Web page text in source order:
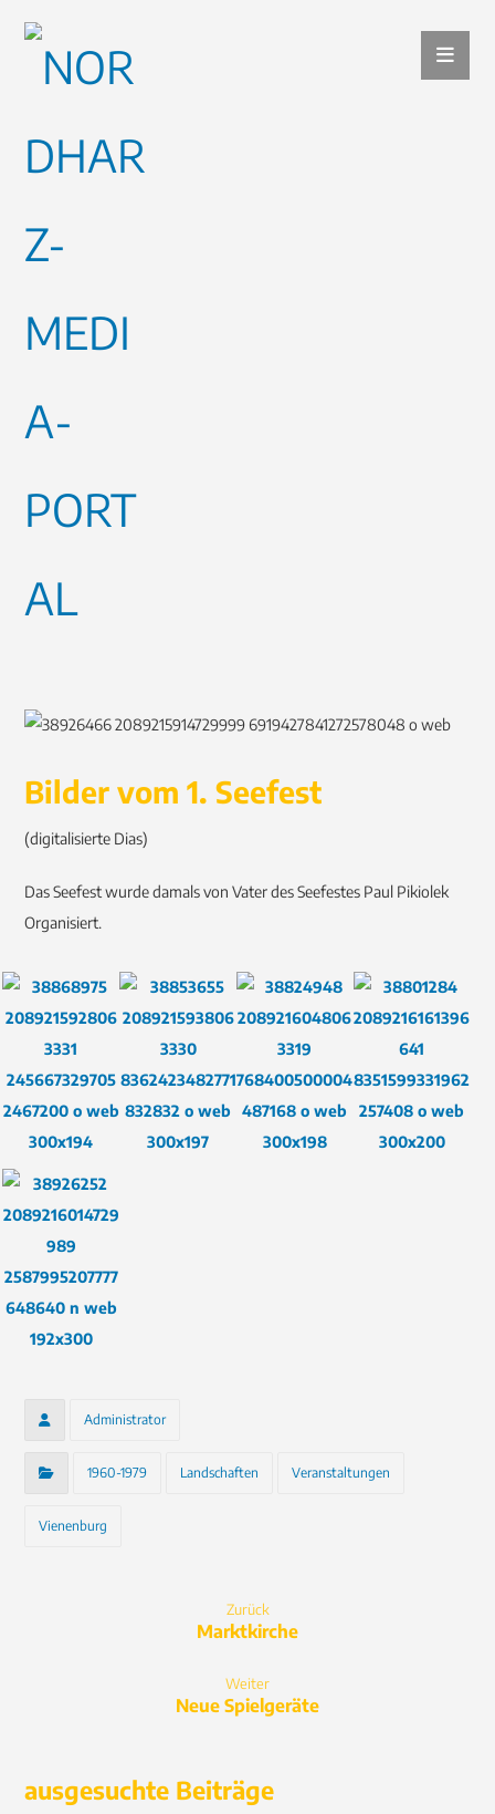
Bilder vom 1. Seefest
(digitalisierte Dias)
Das Seefest wurde damals von Vater des Seefestes Paul Pikiolek
Organisiert.
Administrator
1960-1979 Landschaften Veranstaltungen
Vienenburg
Zurück
Marktkirche
Weiter
Neue Spielgeräte
ausgesuchte Beiträge